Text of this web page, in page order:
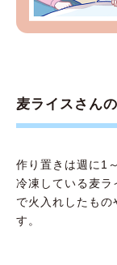
麦ライスさん
作り置きは週に1
冷凍している麦ラ
で火入れしたもの
す。